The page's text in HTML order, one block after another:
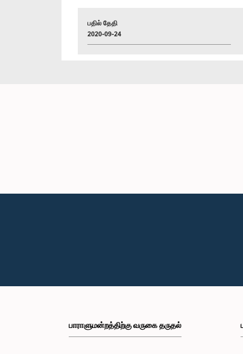
பதில் தேதி
2020-09-24
பாராளுமன்றத்திற்கு வருகை தருதல்